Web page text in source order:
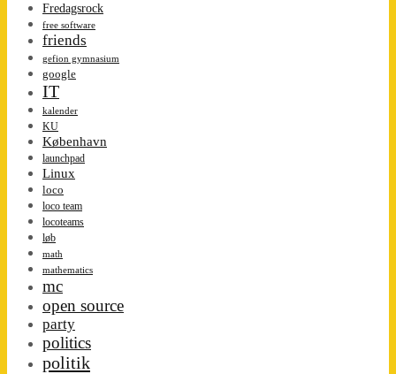
Fredagsrock
free software
friends
gefion gymnasium
google
IT
kalender
KU
København
launchpad
Linux
loco
loco team
locoteams
løb
math
mathematics
mc
open source
party
politics
politik